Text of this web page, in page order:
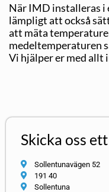
När IMD installeras i
lämpligt att också
att mäta
medeltemperaturen
Vi hjälper er med allt
Skicka oss
Sollentunavägen 52
191 40
Sollentuna